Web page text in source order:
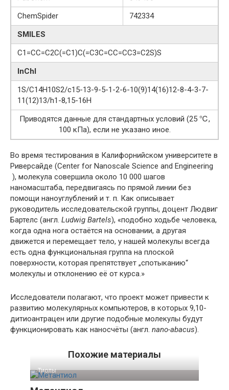
ChemSpider
742334
SMILES
C1=CC=C2C(=C1)C(=C3C=CC=CC3=C2S)S
InChI
1S/C14H10S2/c15-13-9-5-1-2-6-10(9)14(16)12-8-4-3-7-
11(12)13/h1-8,15-16H
Приводятся данные для стандартных условий (25 ℃,
100 кПа), если не указано иное.
Во время тестирования в Калифорнийском университете в
Риверсайде (Center for Nanoscale Science and Engineering
), молекула совершила около 10 000 шагов
наномасштаба, передвигаясь по прямой линии без
помощи наноуглублений и т. п. Как описывает
руководитель исследовательской группы, доцент Людвиг
Бартелс (англ. Ludwig Bartels), «подобно ходьбе человека,
когда одна нога остаётся на основании, а другая
движется и перемещает тело, у нашей молекулы всегда
есть одна функциональная группа на плоской
поверхности, которая препятствует „спотыканию“
молекулы и отклонению её от курса.»
Исследователи полагают, что проект может привести к
развитию молекулярных компьютеров, в которых 9,10-
дитиоантрацен или другие подобные молекулы будут
функционировать как наносчёты (англ. nano-abacus).
Похожие материалы
Тиолы‎